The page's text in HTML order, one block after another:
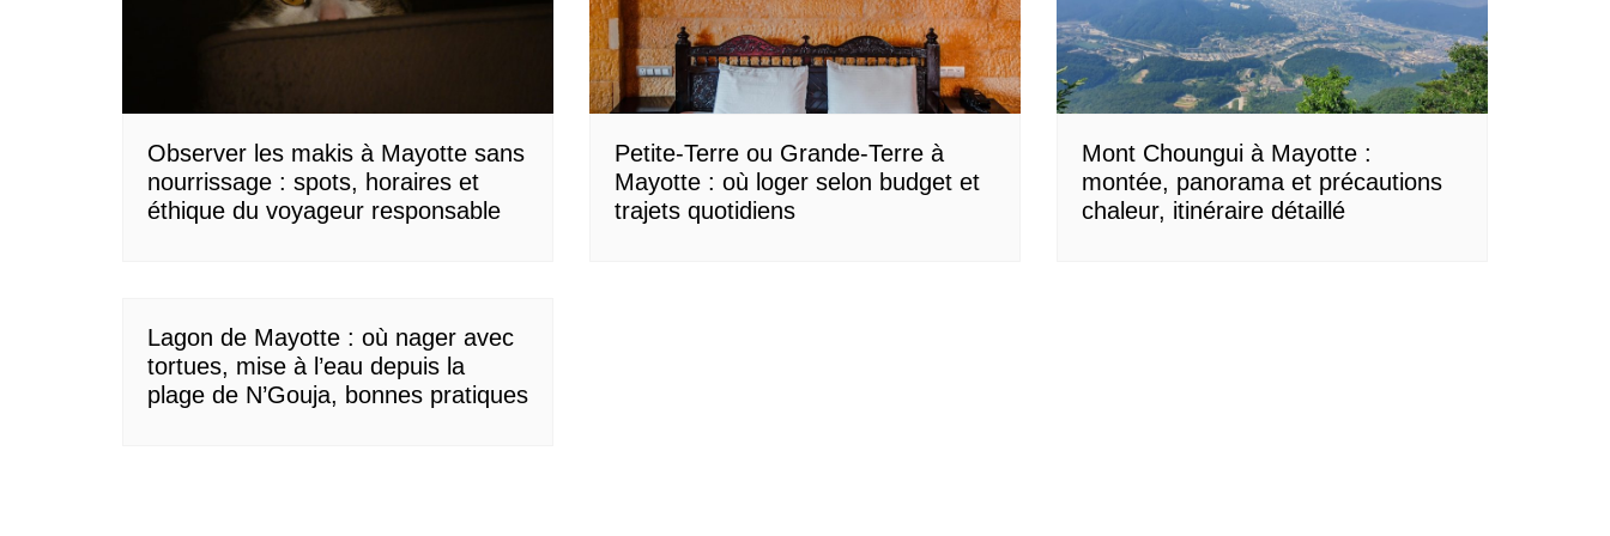
Normandie
Pays de la Loire
Provence-Alpes-Côte d’Azur
Observer les makis à Mayotte sans
nourrissage : spots, horaires et
éthique du voyageur responsable
Petite-Terre ou Grande-Terre à
Mayotte : où loger selon budget et
trajets quotidiens
Mont Choungui à Mayotte :
montée, panorama et précautions
chaleur, itinéraire détaillé
Lagon de Mayotte : où nager avec
tortues, mise à l’eau depuis la
plage de N’Gouja, bonnes pratiques